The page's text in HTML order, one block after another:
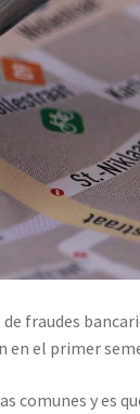
de fraudes
en el primer
comunes y es